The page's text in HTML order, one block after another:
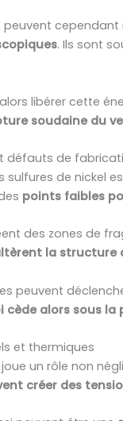
cependant
. Ils sont
libérer cette
soudaine du
défauts de
sulfures de nickel
points faibles
des zones de
la structure
peuvent
cède alors sous la
et thermiques
un rôle non
créer des